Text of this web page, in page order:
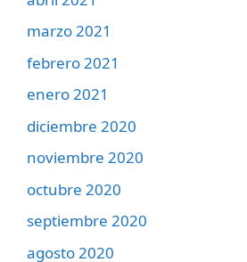
marzo 2021
febrero 2021
enero 2021
diciembre 2020
noviembre 2020
octubre 2020
septiembre 2020
agosto 2020